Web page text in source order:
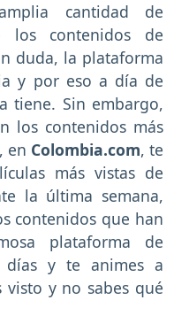
cantidad de
los contenidos de
duda, la plataforma
y por eso a día de
tiene. Sin embargo,
los contenidos más
en Colombia.com, te
más vistas de
la última semana,
contenidos que han
plataforma de
días y te animes a
y no sabes qué